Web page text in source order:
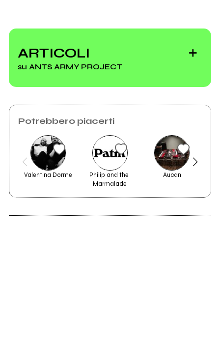
ARTICOLI
su ANTS ARMY PROJECT
jingle Festival
Potrebbero piacerti
Valentina Dorme
Philip and the
Marmalade
Aucan